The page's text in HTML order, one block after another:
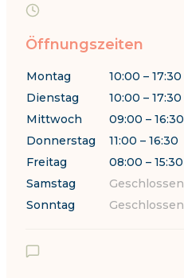
Öffnungszeiten
Montag
10:00 – 17:30
Dienstag
10:00 – 17:30
Mittwoch
09:00 – 16:30
Donnerstag
11:00 – 16:30
Freitag
08:00 – 15:30
Samstag
Geschlossen
Sonntag
Geschlossen